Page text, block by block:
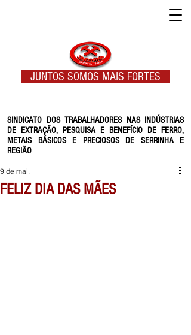
SINDICATO DOS TRABALHADORES NAS INDÚSTRIAS
DE EXTRAÇÃO, PESQUISA E BENEFÍCIO DE FERRO,
METAIS BÁSICOS E PRECIOSOS DE SERRINHA E
REGIÃO
JUNTOS SOMOS MAIS FORTES
FELIZ DIA DAS MÃES
9 de mai.